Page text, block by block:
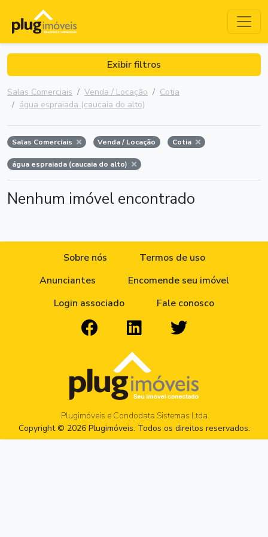
Exibir filtros
Salas Comerciais Venda / Locação
Cotia
água espraiada (caucaia do alto)
Salas Comerciais Venda / Locação Cotia
água espraiada (caucaia do alto)
Nenhum imóvel encontrado
Sobre nós
Termos de uso
Anunciantes
Encomende seu imóvel
Login associado
Fale conosco
Plugimóveis e Condodata Sistemas Ltda
Copyright © 2026 Plugimóveis. Todos os direitos reservados.